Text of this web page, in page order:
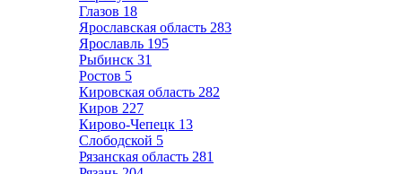
Глазов 18
Ярославская область 283
Ярославль 195
Рыбинск 31
Ростов 5
Кировская область 282
Киров 227
Кирово-Чепецк 13
Слободской 5
Рязанская область 281